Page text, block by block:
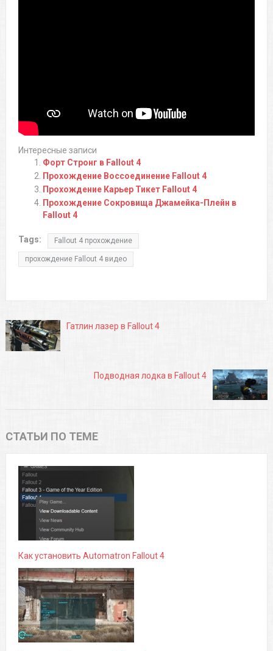
Интересные записи
Форт Стронг в Fallout 4
Прохождение Воссоединение Fallout 4
Прохождение Карьер Тикет Fallout 4
Прохождение Сокровища Джамейка-Плейн в
Fallout 4
Tags: Fallout 4 прохождение
прохождение Fallout 4 видео
Гатлин лазер в Fallout 4
Подводная лодка в Fallout 4
СТАТЬИ ПО ТЕМЕ
Как установить Automatron Fallout 4